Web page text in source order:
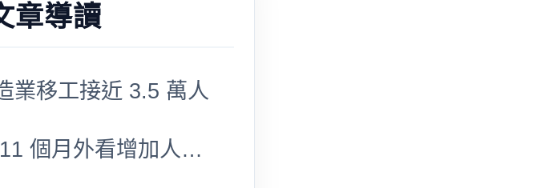
章導讀
業移工接近 3.5 萬人
前 11 個月外看增加人數年減 2 成